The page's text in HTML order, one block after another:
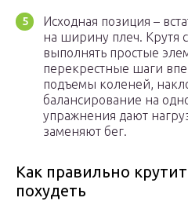
Исходная позиция –
на ширину плеч. Крутя
выполнять простые
перекрестные шаги
подъемы коленей,
балансирование на
упражнения дают
заменяют бег.
Как правильно
похудеть